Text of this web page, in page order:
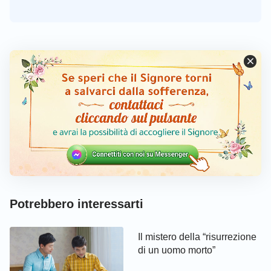
che il lampo balena dall’Oriente e che Io sono
disceso anche sul “Monte degli Olivi”
dell’Oriente. Vedranno che Io sono già da tempo
sulla terra, non più come Figlio dei Giudei ma
Lampo d’Oriente. Poiché da molto tempo sono
risorto e Mi sono allontanato dall’umanità, per
poi riapparire nella gloria in mezzo agli uomini.
infiniti prima d’ora, e sono anche l’infante
prima d’ora. Inoltre, sono Dio Onnipotente
glorioso dell’epoca presente! Che tutti vengano
dinanzi al Mio trono e vedano il Mio volto
Potrebbero interessarti
Il mistero della “risurrezione
di un uomo morto”